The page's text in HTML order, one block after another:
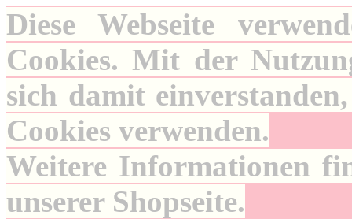
Diese Webseite
Cookies. Mit der
sich damit
Cookies verwenden.
Weitere Informationen
unserer Shopseite.